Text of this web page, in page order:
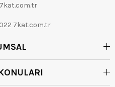
7kat.com.tr